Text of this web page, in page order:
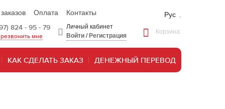
Оплата Контакты
Рус
824 - 95 - 79
мне
Личный кабинет
Войти / Регистрация
Корзина:
КАК СДЕЛАТЬ ЗАКАЗ ДЕНЕЖНЫЙ ПЕРЕВОД